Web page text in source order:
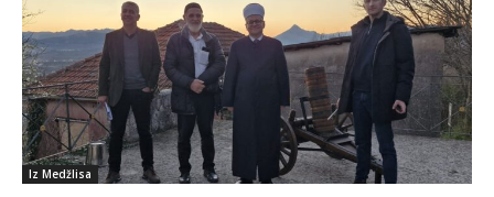
Iz Medžlisa